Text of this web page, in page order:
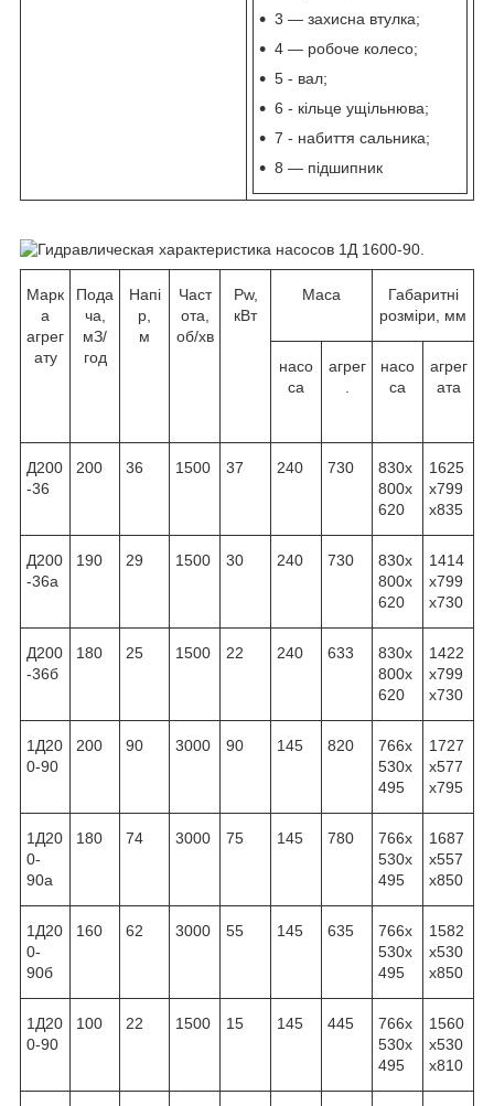
3 — захисна втулка;
4 — робоче колесо;
5 - вал;
6 - кільце ущільнюва;
7 - набиття сальника;
8 — підшипник
Марк
а
агрег
ату
Пода
ча,
мЗ/
год
Напі
р,
м
Част
ота,
об/хв
Pw,
кВт
Маса
Габаритні
розміри, мм
насо
са
агрег
.
насо
са
агрег
ата
Д200
-36
200 36 1500 37 240 730
830x
800x
620
1625
x799
x835
Д200
-36а
190 29 1500 30 240 730
830x
800x
620
1414
x799
x730
Д200
-36б
180 25 1500 22 240 633
830x
800x
620
1422
x799
x730
1Д20
0-90
200 90 3000 90 145 820
766x
530x
495
1727
x577
x795
1Д20
0-
90а
180 74 3000 75 145 780
766x
530x
495
1687
x557
x850
1Д20
0-
90б
160 62 3000 55 145 635
766x
530x
495
1582
x530
x850
1Д20
0-90
100 22 1500 15 145 445
766x
530x
495
1560
x530
x810